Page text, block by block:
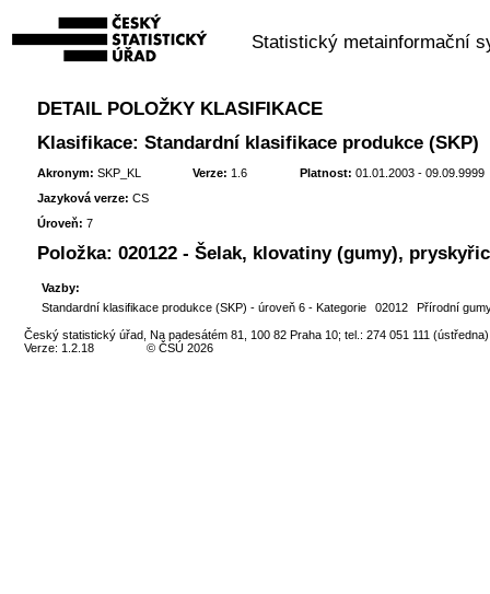
Statistický metainformační
DETAIL POLOŽKY KLASIFIKACE
Klasifikace: Standardní klasifikace produkce (SKP)
Akronym: SKP_KL Verze: 1.6 Platnost: 01.01.2003 - 09.09.9999
Jazyková verze: CS
Úroveň: 7
Položka: 020122 - Šelak, klovatiny (gumy),
Vazby:
Standardní klasifikace produkce (SKP) - úroveň 6 - Kategorie
02012 Přírodní
Český statistický úřad, Na padesátém 81, 100 82 Praha 10; tel.: 274 051 111 (ústředna)
Verze: 1.2.18
© ČSÚ 2026